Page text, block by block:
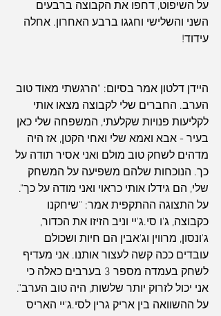
על השיפוט, דחפו את הקבוצה ברבעים
השני והשלישי וחגגו ברבע האחרון. אחלה
עידוד!
היידן דלטון אמר בסיום: "הרגשתי מאוד טוב
הערב. החברים שלי לקבוצה מצאו אותי
לקליעות פנויות שקלעתי, המשפחה שלי כאן
בעיר - אבא ואמא שלי ואחי הקטן, אז היה
מדהים לשחק טוב מולם ואני אסיר תודה על
כך. הנוכחות שלהם משפיעה על המשחק
שלי, הם גידלו אותי כראוי ואני מודה על כך".
על התצוגה ההתקפית אמר: "שיחקנו
כקבוצה, ג'ו סי.ג'יי וניב הזיזו את הכדור,
ג'ונסון, מרווין וג'אבין הם חיות ושכולם
עובדים ככה קשה לעצור אותנו. אני מעדיף
לשחק בעמדה מספר 3 בערבים כאלה כי
אני יכול לזרוק יותר שלשות, היה טוב הערב".
על ההשוואה בין אריק גרין לסי.ג'יי האריס